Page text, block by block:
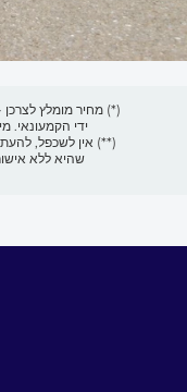
(*) מחיר מומלץ
ידי הקמעונאי.
(**) אין לשכפל,
שהיא ללא